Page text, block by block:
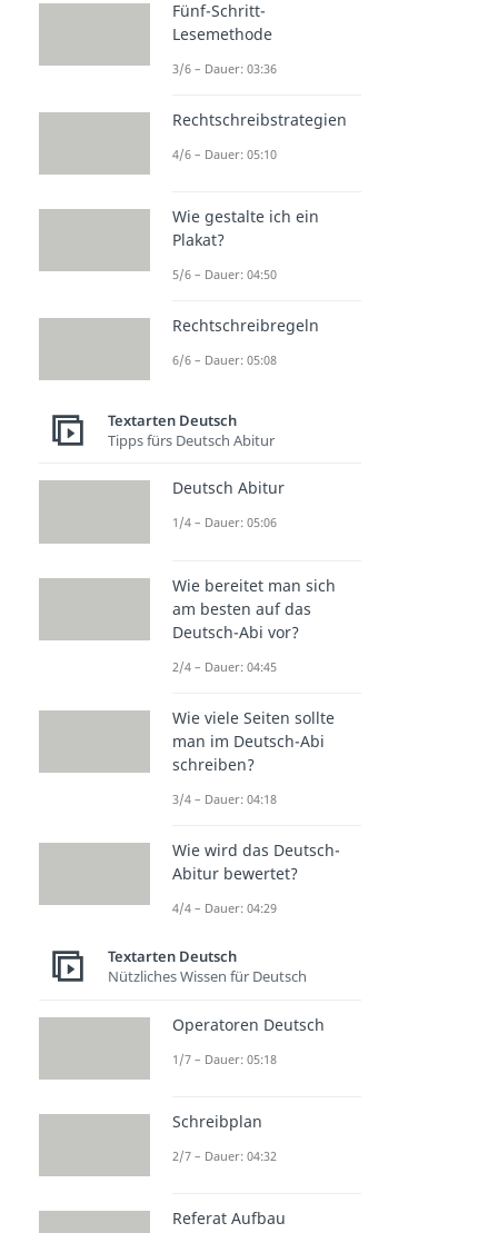
Fünf-Schritt-
Lesemethode
3/6 – Dauer: 03:36
Rechtschreibstrategien
4/6 – Dauer: 05:10
Wie gestalte ich ein
Plakat?
5/6 – Dauer: 04:50
Rechtschreibregeln
6/6 – Dauer: 05:08
Textarten Deutsch
Tipps fürs Deutsch Abitur
Deutsch Abitur
1/4 – Dauer: 05:06
Wie bereitet man sich
am besten auf das
Deutsch-Abi vor?
2/4 – Dauer: 04:45
Wie viele Seiten sollte
man im Deutsch-Abi
schreiben?
3/4 – Dauer: 04:18
Wie wird das Deutsch-
Abitur bewertet?
4/4 – Dauer: 04:29
Textarten Deutsch
Nützliches Wissen für Deutsch
Operatoren Deutsch
1/7 – Dauer: 05:18
Schreibplan
2/7 – Dauer: 04:32
Referat Aufbau